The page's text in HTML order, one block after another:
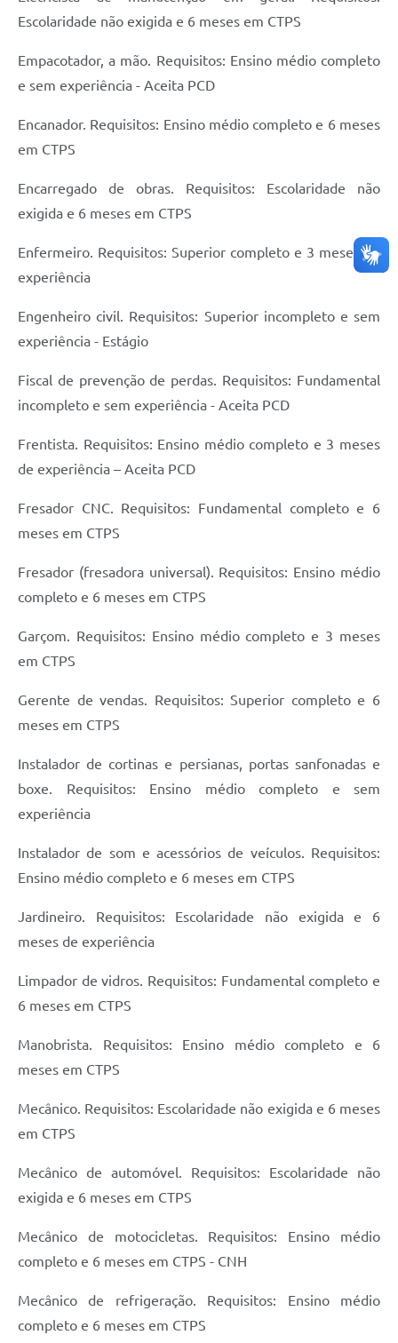
Escolaridade não exigida e 6 meses em CTPS
Empacotador, a mão. Requisitos: Ensino médio completo
e sem experiência - Aceita PCD
Encanador. Requisitos: Ensino médio completo e 6 meses
em CTPS
Encarregado de obras. Requisitos: Escolaridade não
exigida e 6 meses em CTPS
Enfermeiro. Requisitos: Superior completo e 3 meses de
experiência
Engenheiro civil. Requisitos: Superior incompleto e sem
experiência - Estágio
Fiscal de prevenção de perdas. Requisitos: Fundamental
incompleto e sem experiência - Aceita PCD
Frentista. Requisitos: Ensino médio completo e 3 meses
de experiência – Aceita PCD
Fresador CNC. Requisitos: Fundamental completo e 6
meses em CTPS
Fresador (fresadora universal). Requisitos: Ensino médio
completo e 6 meses em CTPS
Garçom. Requisitos: Ensino médio completo e 3 meses
em CTPS
Gerente de vendas. Requisitos: Superior completo e 6
meses em CTPS
Instalador de cortinas e persianas, portas sanfonadas e
boxe. Requisitos: Ensino médio completo e sem
experiência
Instalador de som e acessórios de veículos. Requisitos:
Ensino médio completo e 6 meses em CTPS
Jardineiro. Requisitos: Escolaridade não exigida e 6
meses de experiência
Limpador de vidros. Requisitos: Fundamental completo e
6 meses em CTPS
Manobrista. Requisitos: Ensino médio completo e 6
meses em CTPS
Mecânico. Requisitos: Escolaridade não exigida e 6 meses
em CTPS
Mecânico de automóvel. Requisitos: Escolaridade não
exigida e 6 meses em CTPS
Mecânico de motocicletas. Requisitos: Ensino médio
completo e 6 meses em CTPS - CNH
Mecânico de refrigeração. Requisitos: Ensino médio
completo e 6 meses em CTPS